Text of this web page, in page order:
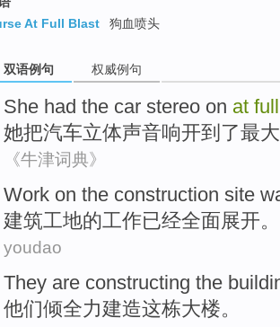
At Full Blast
狗血喷头
双语例句 权威例句
She had the car stereo on at
她把汽车立体声音响开到了最
《牛津词典》
Work on the construction site
建筑工地的工作已经全面展开。
youdao
They are constructing the
他们倾全力建造这栋大楼。